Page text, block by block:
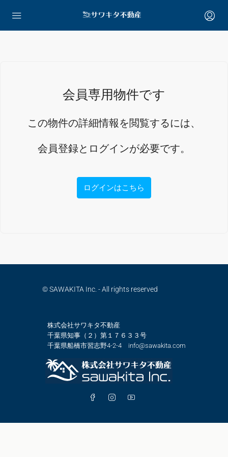
会員専用物件です
この物件の詳細情報を閲覧するには、
会員登録とログインが必要です。
ログインはこちら
© SAWAKITA Inc. - All rights reserved
株式会社サワキタ不動産
千葉県知事（２）第１７６３３号
千葉県船橋市習志野4-2-4 info@sawakita.com